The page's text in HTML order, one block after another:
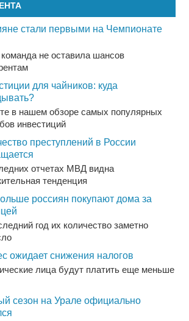
стали первыми на Чемпионате
не оставила шансов
для чайников: куда
в нашем обзоре самых популярных
инвестиций
преступлений в России
отчетах МВД видна
тенденция
россиян покупают дома за
год их количество заметно
ожидает снижения налогов
лица будут платить еще меньше
сезон на Урале официально